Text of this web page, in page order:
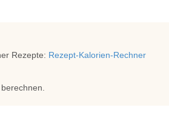
Rezepte: Rezept-Kalorien-Rechner
berechnen.